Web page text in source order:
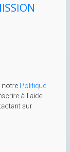
notre Politique
à l'aide
sur